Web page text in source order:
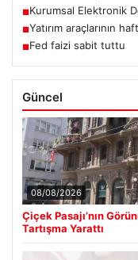
■Kurumsal Elektronik
■Yatırım araçlarının
■Fed faizi sabit tuttu
Güncel
08/08/2026
Çiçek Pasajı’nın
Tartışma Yarattı